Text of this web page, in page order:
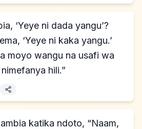
‘Yeye ni dada yangu’?
‘Yeye ni kaka yangu.’
moyo wangu na usafi wa
hili.”
katika ndoto, “Naam,